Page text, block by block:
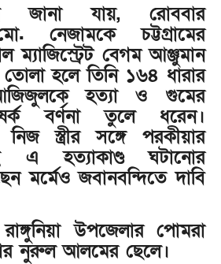
জানা যায়, রোববার
নেজামকে চট্টগ্রামের
ম্যাজিস্ট্রেট বেগম আঞ্জুমান
হলে তিনি ১৬৪ ধারার
হত্যা ও গুমের
বর্ণনা তুলে ধরেন।
নিজ স্ত্রীর সঙ্গে পরকীয়ার
এ হত্যাকাণ্ড ঘটানোর
মর্মেও জবানবন্দিতে দাবি
উপজেলার পোমরা
নুরুল আলমের ছেলে।